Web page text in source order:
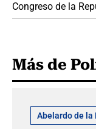
Congreso de la
Más de
Abelardo de la